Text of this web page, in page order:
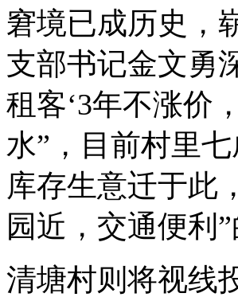
窘境已成历史，
支部书记金文勇
租客‘3年不涨价
水”，目前村里
库存生意迁于此
园近，交通便利
清塘村则将视线